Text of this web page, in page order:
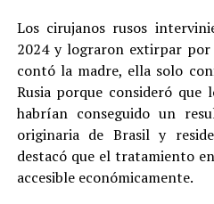
Los cirujanos rusos
2024 y lograron extirpar
contó la madre, ella solo
Rusia porque consideró que
habrían conseguido un
originaria de Brasil y
destacó que el tratamiento
accesible económicamente.